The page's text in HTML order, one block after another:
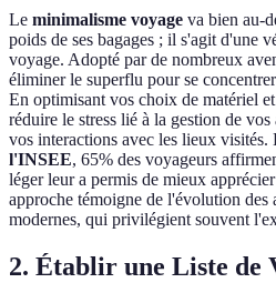
Le minimalisme voyage va bien au-
poids de ses bagages ; il s'agit d'une
voyage. Adopté par de nombreux
éliminer le superflu pour se
En optimisant vos choix de matériel
réduire le stress lié à la gestion de
vos interactions avec les lieux visités.
l'INSEE, 65% des voyageurs
léger leur a permis de mieux
approche témoigne de l'évolution des
modernes, qui privilégient souvent
2. Établir une Liste de